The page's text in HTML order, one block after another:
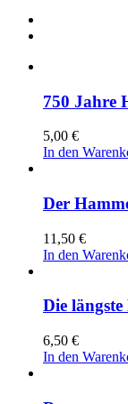
750 Jahre
5,00 €
In den
Der
11,50 €
In den
Die
6,50 €
In den